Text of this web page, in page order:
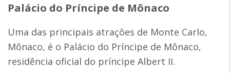
Palácio do Príncipe de Mônaco
Uma das principais atrações de Monte Carlo,
Mônaco, é o Palácio do Príncipe de Mônaco,
residência oficial do príncipe Albert II.